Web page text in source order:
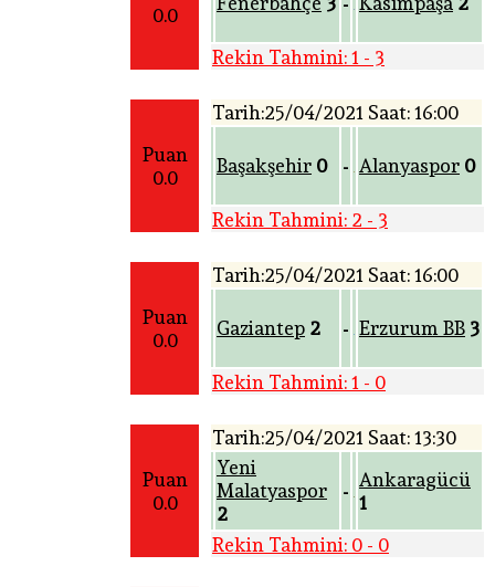
0.0
Rekin Tahmini: 1 - 3
Puan
0.0
Tarih:25/04/2021 Saat: 16:00
Başakşehir 0 - Alanyaspor 0
Rekin Tahmini: 2 - 3
Puan
0.0
Tarih:25/04/2021 Saat: 16:00
Gaziantep 2 - Erzurum BB 3
Rekin Tahmini: 1 - 0
Puan
0.0
Tarih:25/04/2021 Saat: 13:30
Yeni
Malatyaspor
2
- Ankaragücü
1
Rekin Tahmini: 0 - 0